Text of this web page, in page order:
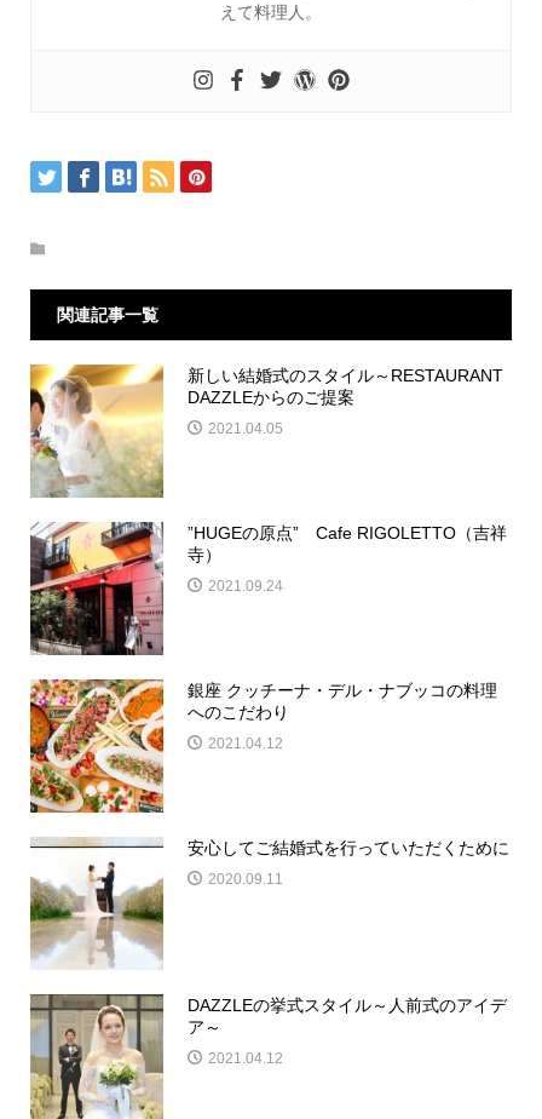
えて料理人。
関連記事一覧
新しい結婚式のスタイル～RESTAURANT
DAZZLEからのご提案
2021.04.05
”HUGEの原点” Cafe RIGOLETTO（吉祥
寺）
2021.09.24
銀座 クッチーナ・デル・ナブッコの料理
へのこだわり
2021.04.12
安心してご結婚式を行っていただくために
2020.09.11
DAZZLEの挙式スタイル～人前式のアイデ
ア～
2021.04.12